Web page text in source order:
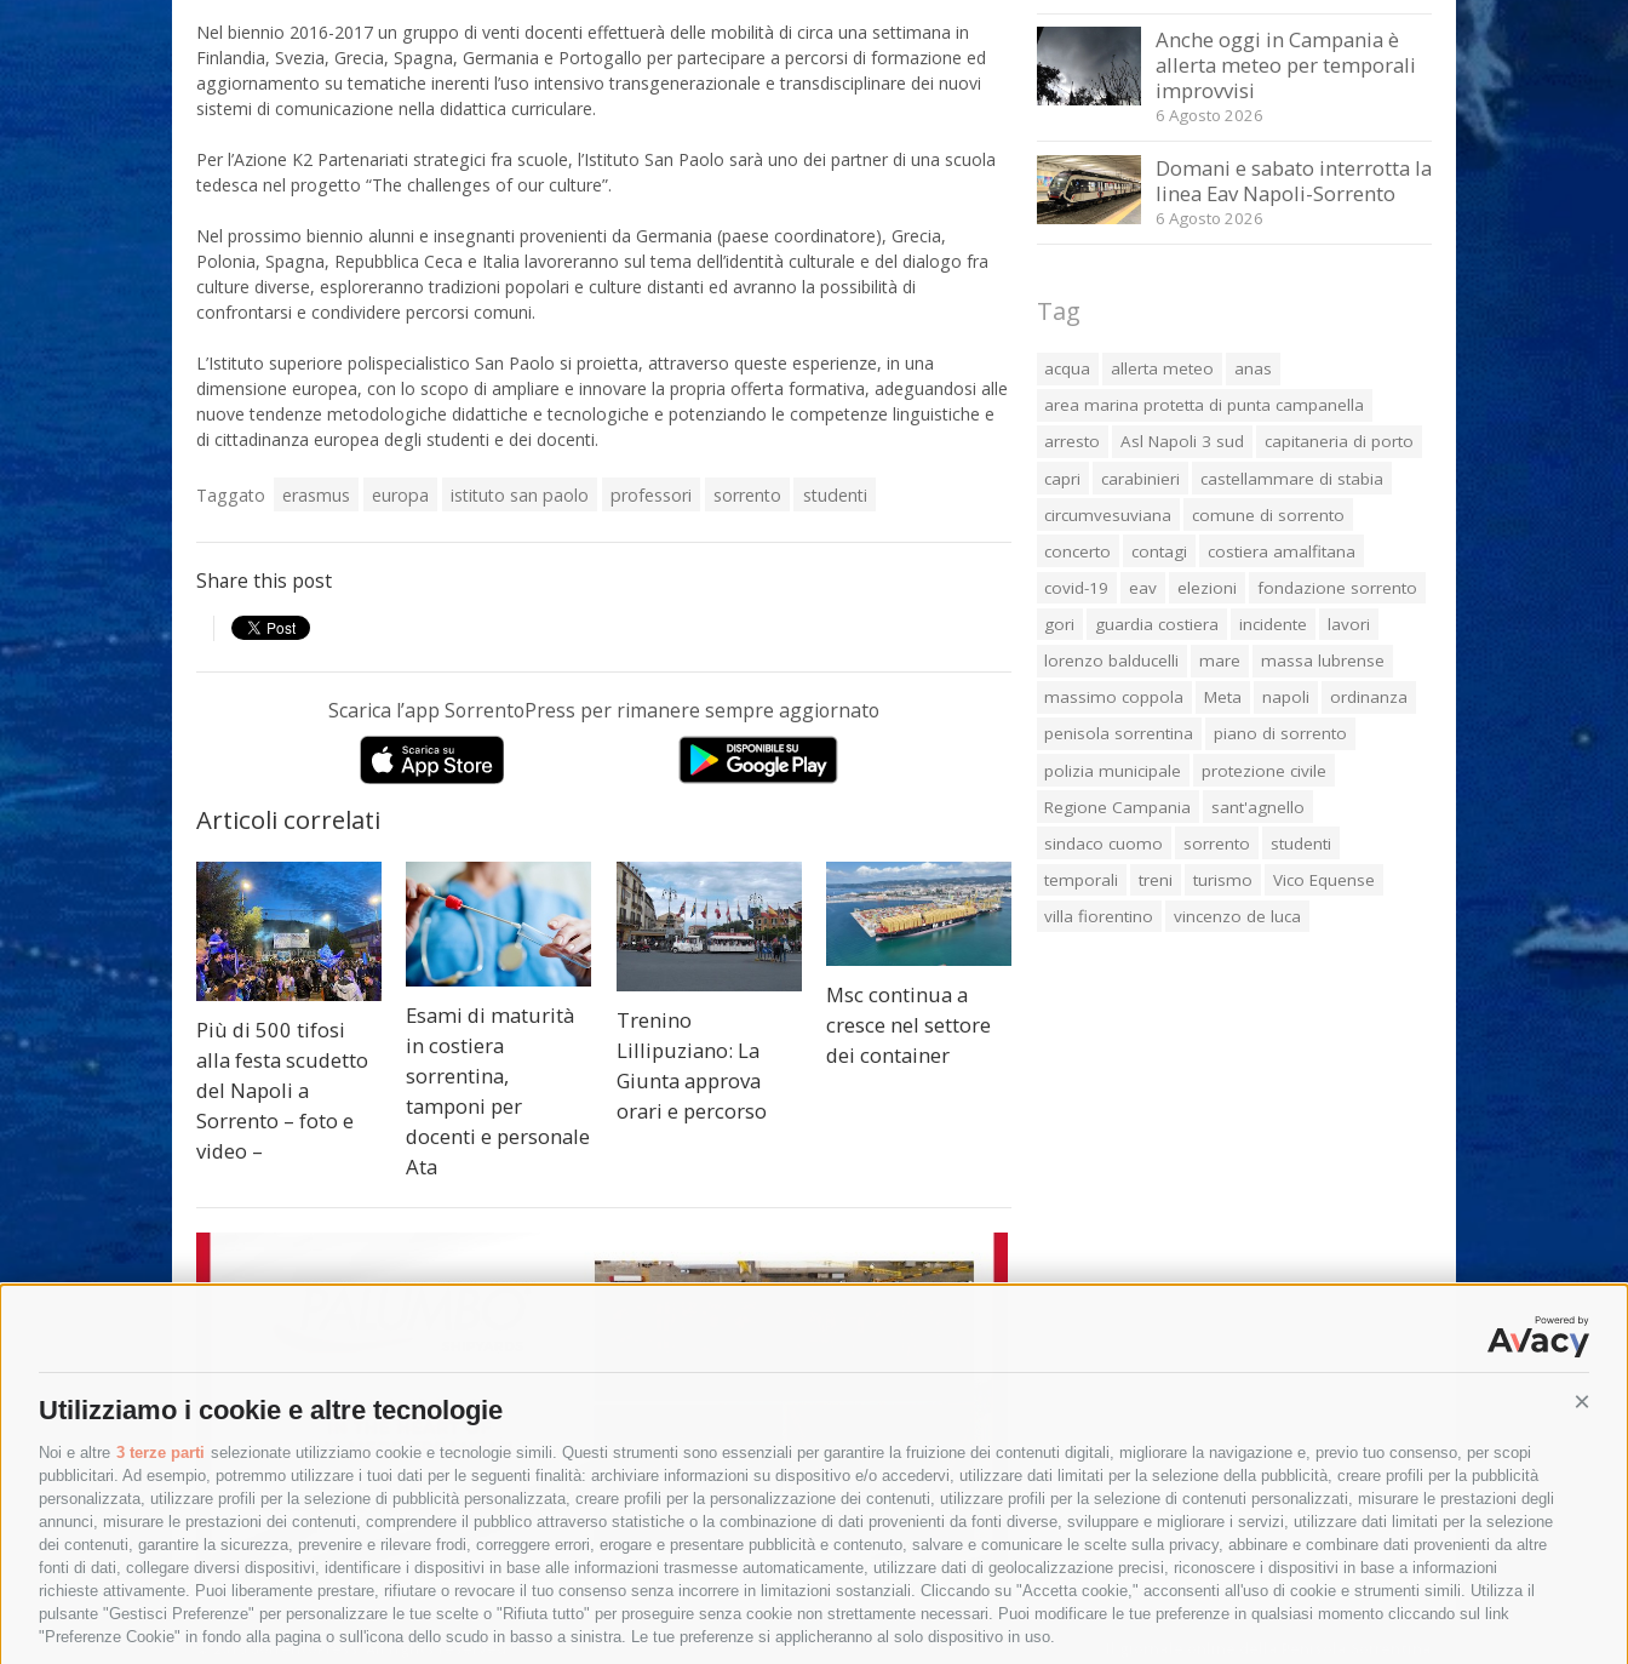
Utilizziamo i cookie e altre tecnologie
Noi e altre 3 terze parti selezionate utilizziamo cookie e tecnologie simili. Questi strumenti sono essenziali per garantire la fruizione dei contenuti digitali, migliorare la navigazione e, previo tuo consenso, per scopi
pubblicitari. Ad esempio, potremmo utilizzare i tuoi dati per le seguenti finalità: archiviare informazioni su dispositivo e/o accedervi, utilizzare dati limitati per la selezione della pubblicità, creare profili per la pubblicità
personalizzata, utilizzare profili per la selezione di pubblicità personalizzata, creare profili per la personalizzazione dei contenuti, utilizzare profili per la selezione di contenuti personalizzati, misurare le prestazioni degli
annunci, misurare le prestazioni dei contenuti, comprendere il pubblico attraverso statistiche o la combinazione di dati provenienti da fonti diverse, sviluppare e migliorare i servizi, utilizzare dati limitati per la selezione
dei contenuti, garantire la sicurezza, prevenire e rilevare frodi, correggere errori, erogare e presentare pubblicità e contenuto, salvare e comunicare le scelte sulla privacy, abbinare e combinare dati provenienti da altre
fonti di dati, collegare diversi dispositivi, identificare i dispositivi in base alle informazioni trasmesse automaticamente, utilizzare dati di geolocalizzazione precisi, riconoscere i dispositivi in base a informazioni
richieste attivamente. Puoi liberamente prestare, rifiutare o revocare il tuo consenso senza incorrere in limitazioni sostanziali. Cliccando su "Accetta cookie," acconsenti all'uso di cookie e strumenti simili. Utilizza il
pulsante "Gestisci Preferenze" per personalizzare le tue scelte o "Rifiuta tutto" per proseguire senza cookie non strettamente necessari. Puoi modificare le tue preferenze in qualsiasi momento cliccando sul link
"Preferenze Cookie" in fondo alla pagina o sull'icona dello scudo in basso a sinistra. Le tue preferenze si applicheranno al solo dispositivo in uso.
Nel biennio 2016-2017 un gruppo di venti docenti effettuerà delle mobilità di circa una settimana in
Finlandia, Svezia, Grecia, Spagna, Germania e Portogallo per partecipare a percorsi di formazione ed
aggiornamento su tematiche inerenti l’uso intensivo transgenerazionale e transdisciplinare dei nuovi
sistemi di comunicazione nella didattica curriculare.
Per l’Azione K2 Partenariati strategici fra scuole, l’Istituto San Paolo sarà uno dei partner di una scuola
tedesca nel progetto “The challenges of our culture”.
Nel prossimo biennio alunni e insegnanti provenienti da Germania (paese coordinatore), Grecia,
Polonia, Spagna, Repubblica Ceca e Italia lavoreranno sul tema dell’identità culturale e del dialogo fra
culture diverse, esploreranno tradizioni popolari e culture distanti ed avranno la possibilità di
confrontarsi e condividere percorsi comuni.
L’Istituto superiore polispecialistico San Paolo si proietta, attraverso queste esperienze, in una
dimensione europea, con lo scopo di ampliare e innovare la propria offerta formativa, adeguandosi alle
nuove tendenze metodologiche didattiche e tecnologiche e potenziando le competenze linguistiche e
di cittadinanza europea degli studenti e dei docenti.
Taggato erasmus europa istituto san paolo professori sorrento studenti
Share this post
Scarica l’app SorrentoPress per rimanere sempre aggiornato
Articoli correlati
Più di 500 tifosi
alla festa scudetto
del Napoli a
Sorrento – foto e
video –
Esami di maturità
in costiera
sorrentina,
tamponi per
docenti e personale
Ata
Trenino
Lillipuziano: La
Giunta approva
orari e percorso
Msc continua a
cresce nel settore
dei container
Anche oggi in Campania è
allerta meteo per temporali
improvvisi
6 Agosto 2026
Domani e sabato interrotta la
linea Eav Napoli-Sorrento
6 Agosto 2026
Tag
acqua allerta meteo
anas
area marina protetta di punta campanella
arresto
Asl Napoli 3 sud
capitaneria di porto
capri
carabinieri
castellammare di stabia
circumvesuviana
comune di sorrento
concerto
contagi
costiera amalfitana
covid-19
eav elezioni
fondazione sorrento
gori
guardia costiera incidente
lavori
lorenzo balducelli
mare
massa lubrense
massimo coppola
Meta napoli
ordinanza
penisola sorrentina
piano di sorrento
polizia municipale
protezione civile
Regione Campania
sant'agnello
sindaco cuomo
sorrento
studenti
temporali
treni turismo
Vico Equense
villa fiorentino
vincenzo de luca
© 2015 SorrentoPress. All rights reserved.